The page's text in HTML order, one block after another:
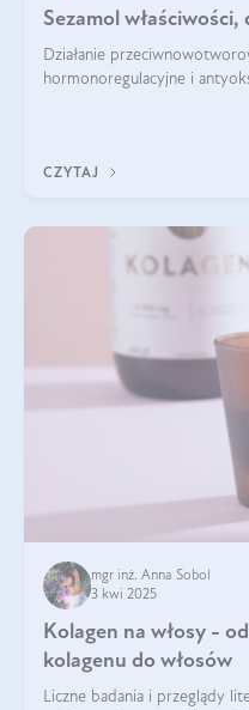
Sezamol
Działanie
hormonoregulacyjne i
CZYTAJ
mgr inż. Anna Sobol
3 kwi 2025
Kolagen na włosy -
kolagenu do włosów
Liczne badania i przeglądy